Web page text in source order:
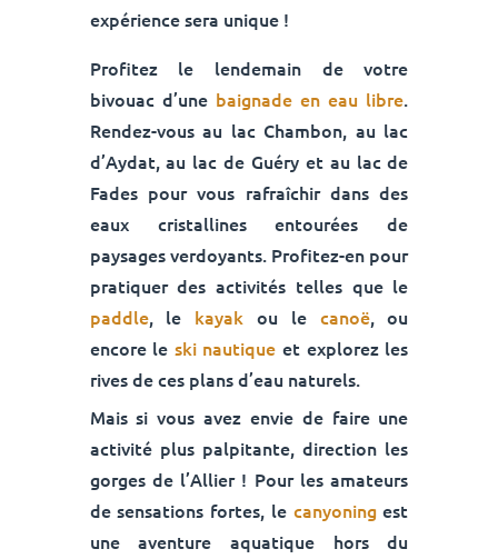
expérience sera unique !
Profitez le lendemain de votre
bivouac d’une baignade en eau libre.
Rendez-vous au lac Chambon, au lac
d’Aydat, au lac de Guéry et au lac de
Fades pour vous rafraîchir dans des
eaux cristallines entourées de
paysages verdoyants. Profitez-en pour
pratiquer des activités telles que le
paddle, le kayakou le canoë, ou
encore le ski nautique et explorez les
rives de ces plans d’eau naturels.
Mais si vous avez envie de faire une
activité plus palpitante, direction les
gorges de l’Allier ! Pour les amateurs
de sensations fortes, le canyoningest
une aventure aquatique hors du